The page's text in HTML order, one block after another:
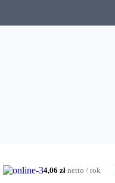
4,06 zł netto / rok